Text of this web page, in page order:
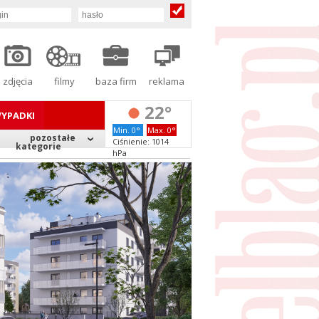
zdjęcia filmy baza firm reklama
pozostałe
kategorie
22°
Min. 0°
Max. 0°
Ciśnienie: 1014
hPa